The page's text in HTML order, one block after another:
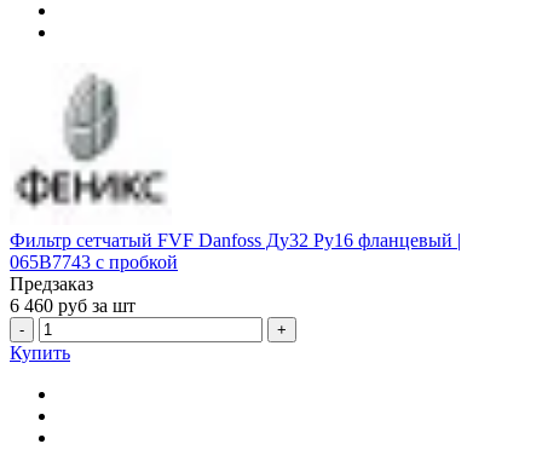
Фильтр сетчатый FVF Danfoss Ду32 Ру16 фланцевый |
065B7743 с пробкой
Предзаказ
6 460 руб за шт
- +
Купить